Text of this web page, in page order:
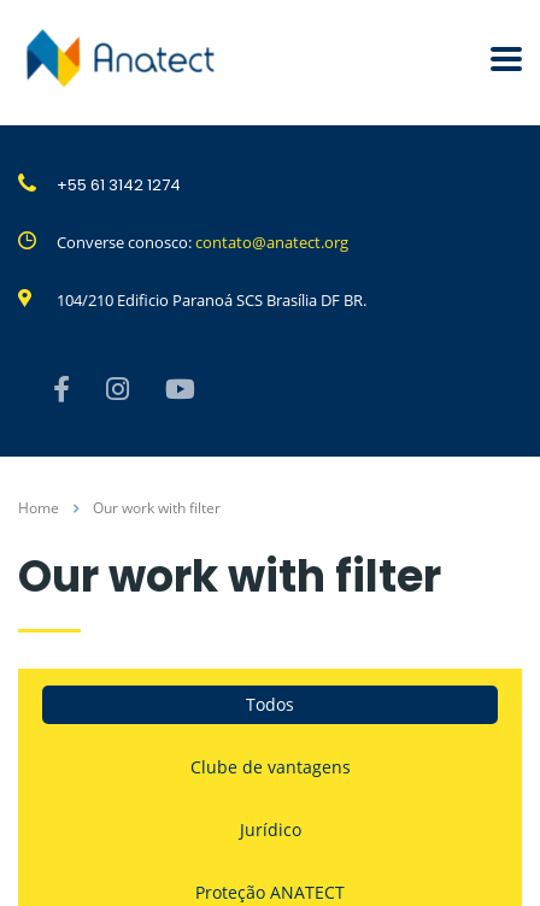
+55 61 3142 1274
Converse conosco:contato@anatect.org
104/210 Edificio Paranoá SCS Brasília DF BR.
Home Our work with filter
Our work with filter
Todos
Clube de vantagens
Jurídico
Proteção ANATECT